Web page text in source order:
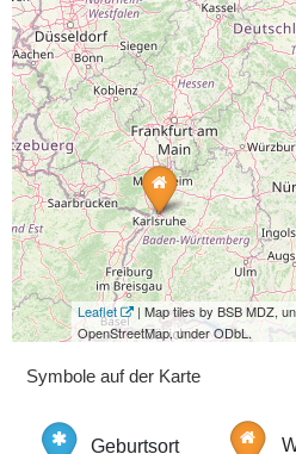
Leaflet
| Map tiles by BSB MDZ,
OpenStreetMap, under ODbL.
Symbole auf der Karte
Geburtsort